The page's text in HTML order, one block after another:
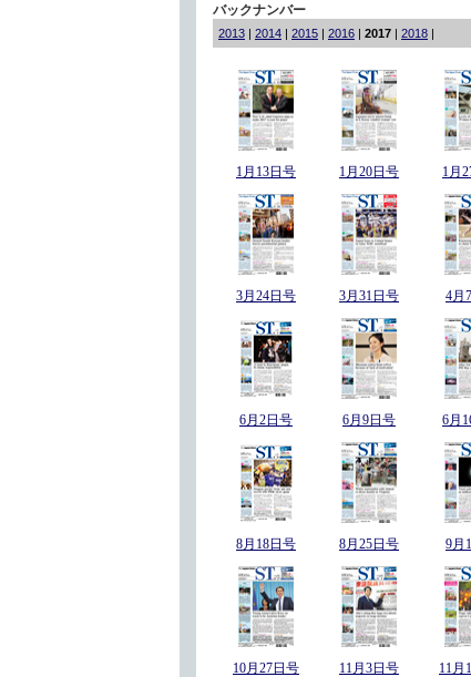
バックナンバー
2013 | 2014 | 2015 | 2016 | 2017 | 2018 |
1月13日号 1月20日号 1月
3月24日号 3月31日号 4月
6月2日号 6月9日号 6月
8月18日号 8月25日号 9月
10月27日号 11月3日号 11月